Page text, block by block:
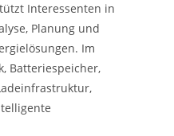
Interessenten in
Planung und
Im
Batteriespeicher,